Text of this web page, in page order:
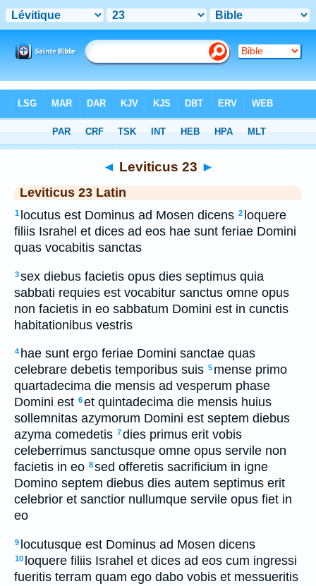
> Leviticus 23
◄ Leviticus 23 ►
Leviticus 23 Latin
1 locutus est Dominus ad Mosen dicens 2 loquere
filiis Israhel et dices ad eos hae sunt feriae Domini
quas vocabitis sanctas
3sex diebus facietis opus dies septimus quia
sabbati requies est vocabitur sanctus omne opus
non facietis in eo sabbatum Domini est in cunctis
habitationibus vestris
4 hae sunt ergo feriae Domini sanctae quas
celebrare debetis temporibus suis 5 mense primo
quartadecima die mensis ad vesperum phase
Domini est 6et quintadecima die mensis huius
sollemnitas azymorum Domini est septem diebus
azyma comedetis 7dies primus erit vobis
celeberrimus sanctusque omne opus servile non
facietis in eo 8sed offeretis sacrificium in igne
Domino septem diebus dies autem septimus erit
celebrior et sanctior nullumque servile opus fiet in
eo
9 locutusque est Dominus ad Mosen dicens
10 loquere filiis Israhel et dices ad eos cum ingressi
fueritis terram quam ego dabo vobis et messueritis